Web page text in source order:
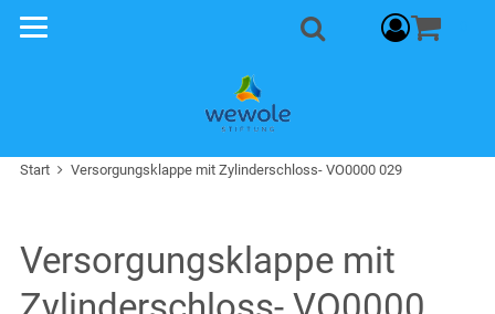
Start Versorgungsklappe mit Zylinderschloss- VO0000 029
Versorgungsklappe mit